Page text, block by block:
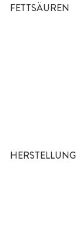
FETTSÄUREN
HERSTELLUNG